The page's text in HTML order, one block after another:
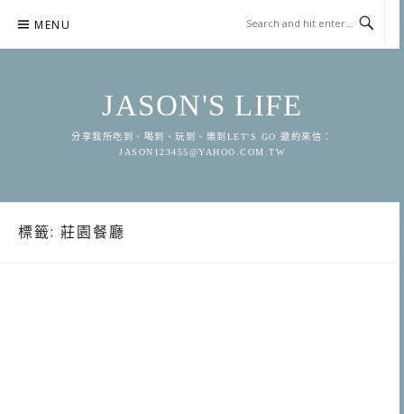
content
MENU
JASON'S LIFE
分享我所吃到、喝到、玩到、樂到LET'S GO 邀約來信：
JASON123455@YAHOO.COM.TW
標籤: 莊園餐廳